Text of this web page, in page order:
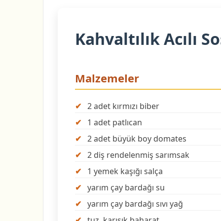
Kahvaltılık Acılı
Malzemeler
2 adet kırmızı biber
1 adet patlıcan
2 adet büyük boy domates
2 diş rendelenmiş sarımsak
1 yemek kaşığı salça
yarım çay bardağı su
yarım çay bardağı sıvı yağ